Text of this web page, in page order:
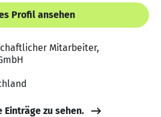
Profil ansehen
Mitarbeiter,
Einträge zu sehen.